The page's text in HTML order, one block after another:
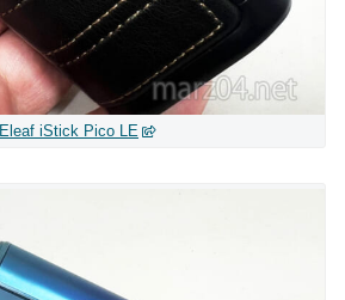
Eleaf iStick Pico LE